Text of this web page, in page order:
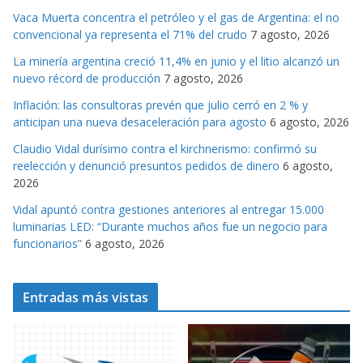
o
r
i
a
s
Vaca Muerta concentra el petróleo y el gas de Argentina: el no
convencional ya representa el 71% del crudo 7 agosto, 2026
La minería argentina creció 11,4% en junio y el litio alcanzó un
nuevo récord de producción 7 agosto, 2026
Inflación: las consultoras prevén que julio cerró en 2 % y
anticipan una nueva desaceleración para agosto 6 agosto, 2026
Claudio Vidal durísimo contra el kirchnerismo: confirmó su
reelección y denunció presuntos pedidos de dinero 6 agosto,
2026
Vidal apuntó contra gestiones anteriores al entregar 15.000
luminarias LED: “Durante muchos años fue un negocio para
funcionarios” 6 agosto, 2026
Entradas más vistas